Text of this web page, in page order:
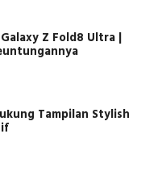
Z Fold8 Ultra |
Tampilan Stylish